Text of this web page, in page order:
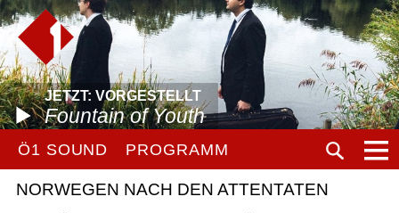
JETZT: VORGESTELLT
Fountain of Youth
Ö1 SOUND PROGRAMM
NORWEGEN NACH DEN ATTENTATEN